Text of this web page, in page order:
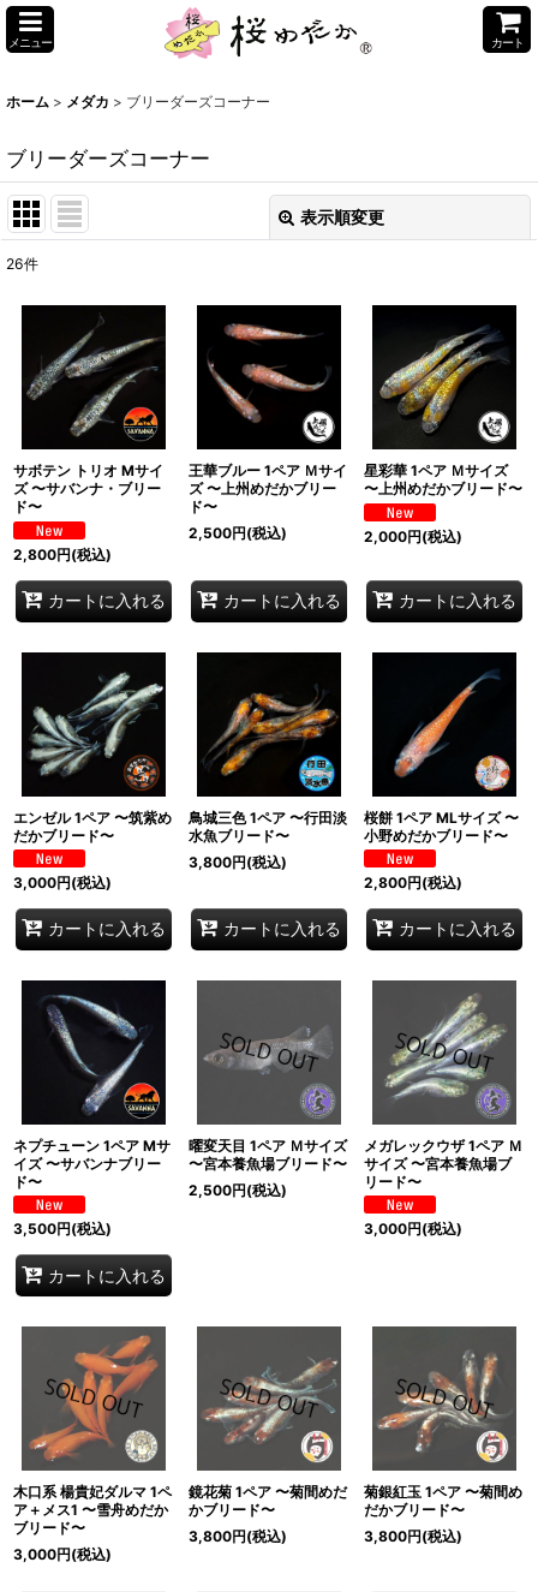
メニュー カート
ホーム > メダカ > ブリーダーズコーナー
ブリーダーズコーナー
表示順変更
並び順:
絞り込む
26件
サボテン トリオ Mサイ
ズ 〜サバンナ・ブリー
ド〜
2,800円(税込)
カートに入れる
王華ブルー 1ペア Ｍサイ
ズ 〜上州めだかブリー
ド〜
2,500円(税込)
カートに入れる
星彩華 1ペア Ｍサイズ
〜上州めだかブリード〜
2,000円(税込)
カートに入れる
エンゼル 1ペア 〜筑紫め
だかブリード〜
3,000円(税込)
カートに入れる
鳥城三色 1ペア 〜行田淡
水魚ブリード〜
3,800円(税込)
カートに入れる
桜餅 1ペア MLサイズ 〜
小野めだかブリード〜
2,800円(税込)
カートに入れる
ネプチューン 1ペア Mサ
イズ 〜サバンナブリー
ド〜
3,500円(税込)
カートに入れる
曜変天目 1ペア Ｍサイズ
〜宮本養魚場ブリード〜
2,500円(税込)
メガレックウザ 1ペア Ｍ
サイズ 〜宮本養魚場ブ
リード〜
3,000円(税込)
木口系 楊貴妃ダルマ 1ペ
ア＋メス1 〜雪舟めだか
ブリード〜
3,000円(税込)
鏡花菊 1ペア 〜菊間めだ
かブリード〜
3,800円(税込)
菊銀紅玉 1ペア 〜菊間め
だかブリード〜
3,800円(税込)